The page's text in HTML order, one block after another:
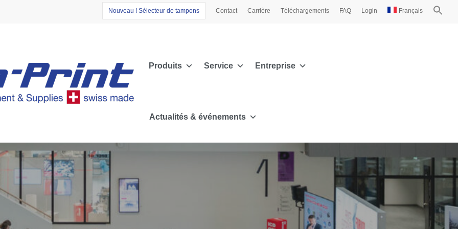
Nouveau ! Sé lecteur de tampons Contact Carrière Téléchargements FAQ Login Français
Produits Service Entreprise
Actualités & événements